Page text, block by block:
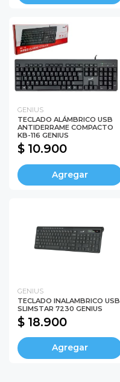
GENIUS
TECLADO ALÁMBRICO USB
ANTIDERRAME COMPACTO
KB-116 GENIUS
$ 10.900
Agregar
GENIUS
TECLADO INALAMBRICO USB
SLIMSTAR 7230 GENIUS
$ 18.900
Agregar